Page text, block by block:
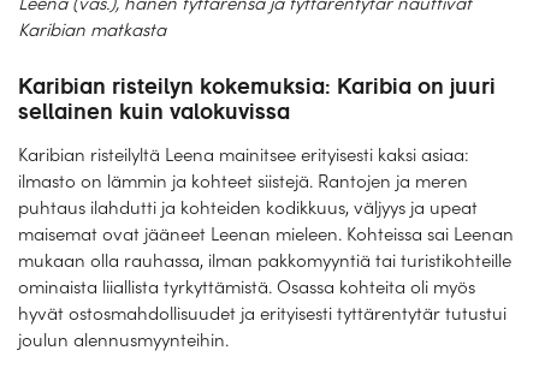
Karibian matkasta
Karibian risteilyn kokemuksia: Karibia on juuri
sellainen kuin valokuvissa
Karibian risteilyltä Leena mainitsee erityisesti kaksi asiaa:
ilmasto on lämmin ja kohteet siistejä. Rantojen ja meren
puhtaus ilahdutti ja kohteiden kodikkuus, väljyys ja upeat
maisemat ovat jääneet Leenan mieleen. Kohteissa sai Leenan
mukaan olla rauhassa, ilman pakkomyyntiä tai turistikohteille
ominaista liiallista tyrkyttämistä. Osassa kohteita oli myös
hyvät ostosmahdollisuudet ja erityisesti tyttärentytär tutustui
joulun alennusmyynteihin.